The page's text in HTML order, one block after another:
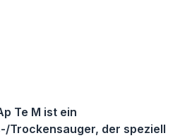
Te M ist ein
Trockensauger, der speziell